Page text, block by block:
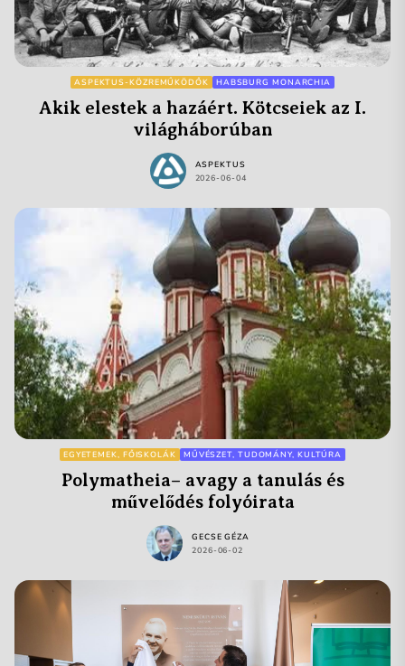
ASPEKTUS-KÖZREMŰKÖDŐK HABSBURG MONARCHIA
Akik elestek a hazáért. Kötcseiek az I.
világháborúban
ASPEKTUS
2026-06-04
EGYETEMEK, FŐISKOLÁK MŰVÉSZET, TUDOMÁNY, KULTÚRA
Polymatheia– avagy a tanulás és
művelődés folyóirata
GECSE GÉZA
2026-06-02